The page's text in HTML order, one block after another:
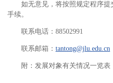
如无意见，将按照规定程序
手续。
联系电话：88502991
联系邮箱： tantong@jlu.edu.cn
附：发展对象有关情况一览表